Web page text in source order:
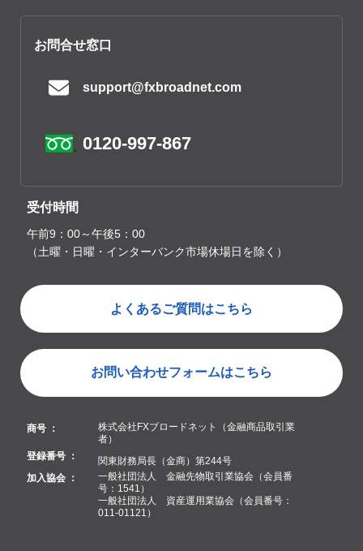
お問合せ窓口
support@fxbroadnet.com
0120-997-867
受付時間
午前9：00～午後5：00
（土曜・日曜・インターバンク市場休場日を除く）
よくあるご質問はこちら
お問い合わせフォームはこちら
商号 ：
株式会社FXブロードネット（金融商品取引業
者）
登録番号 ：
関東財務局長（金商）第244号
加入協会 ：
一般社団法人 金融先物取引業協会（会員番
号：1541）
一般社団法人 資産運用業協会（会員番号：
011-01121）